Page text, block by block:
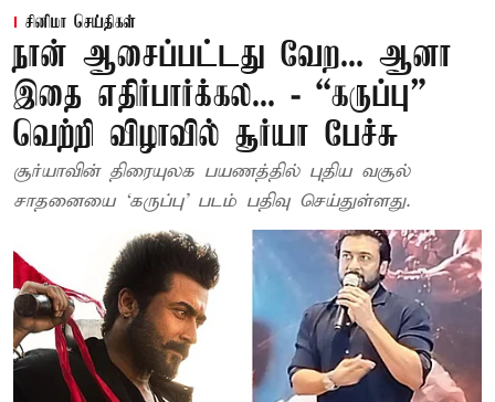
சினிமா செய்திகள்
நான் ஆசைப்பட்டது வேற... ஆனா
இதை எதிர்பார்க்கல... - “கருப்பு”
வெற்றி விழாவில் சூர்யா பேச்சு
சூர்யாவின் திரையுலக பயணத்தில் புதிய வசூல்
சாதனையை ‘கருப்பு’ படம் பதிவு செய்துள்ளது.